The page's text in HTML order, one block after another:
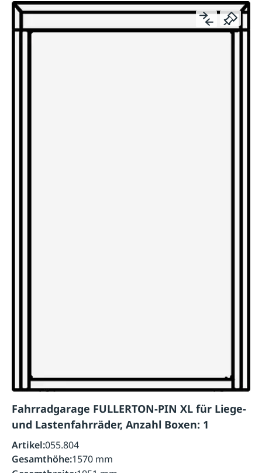
Fahrradgarage FULLERTON-PIN XL für Liege-
und Lastenfahrräder, Anzahl Boxen: 1
Artikel:055.804
Gesamthöhe:1570 mm